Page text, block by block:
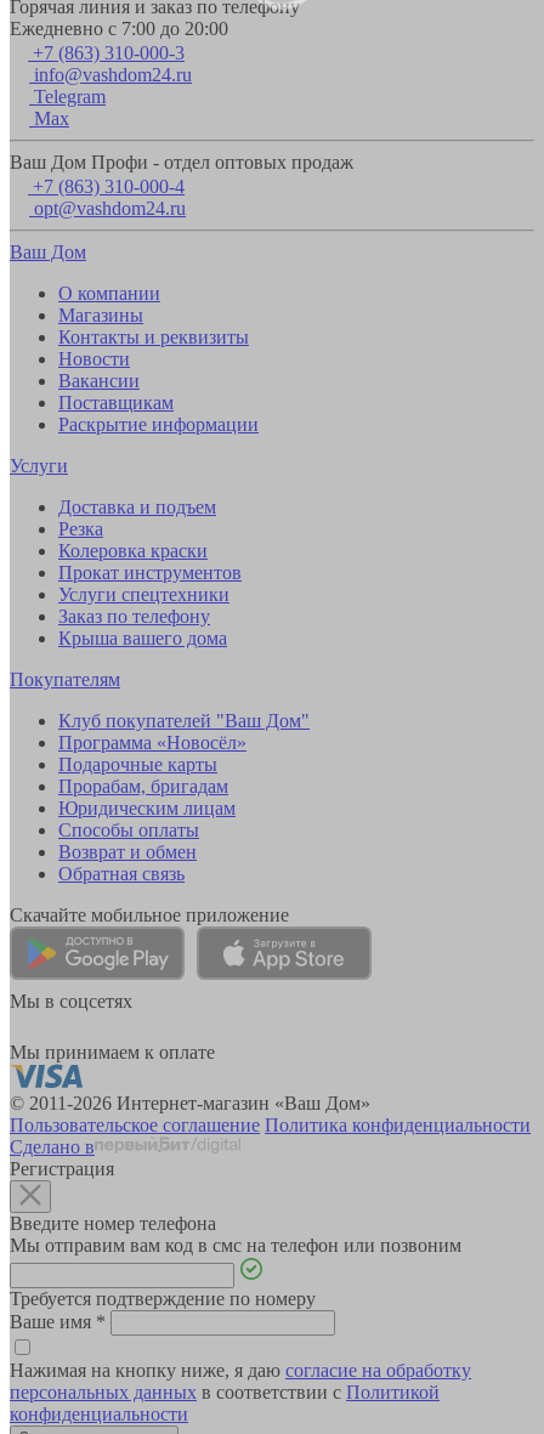
Горячая линия и заказ по телефону
Ежедневно с 7:00 до 20:00
+7 (863) 310-000-3
info@vashdom24.ru
Telegram
Max
Ваш Дом Профи - отдел оптовых продаж
+7 (863) 310-000-4
opt@vashdom24.ru
Ваш Дом
О компании
Магазины
Контакты и реквизиты
Новости
Вакансии
Поставщикам
Раскрытие информации
Услуги
Доставка и подъем
Резка
Колеровка краски
Прокат инструментов
Услуги спецтехники
Заказ по телефону
Крыша вашего дома
Покупателям
Клуб покупателей "Ваш Дом"
Программа «Новосёл»
Подарочные карты
Прорабам, бригадам
Юридическим лицам
Способы оплаты
Возврат и обмен
Обратная связь
Скачайте мобильное приложение
Мы в соцсетях
Мы принимаем к оплате
© 2011-2026 Интернет-магазин «Ваш Дом»
Пользовательское соглашение Политика конфиденциальности
Сделано в
Регистрация
Введите номер телефона
Мы отправим вам код в смс на телефон или позвоним
Требуется подтверждение по номеру
Ваше имя *
Нажимая на кнопку ниже, я даю согласие на обработку
персональных данных в соответствии с Политикой
конфиденциальности